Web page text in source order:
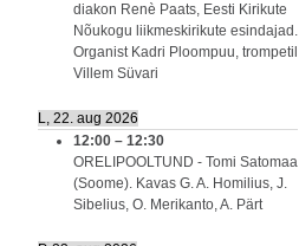
diakon Renè Paats, Eesti Kirikute
Nõukogu liikmeskirikute esindajad.
Organist Kadri Ploompuu, trompetil
Villem Süvari
L, 22. aug 2026
12:00 – 12:30
ORELIPOOLTUND - Tomi Satomaa
(Soome). Kavas G. A. Homilius, J.
Sibelius, O. Merikanto, A. Pärt